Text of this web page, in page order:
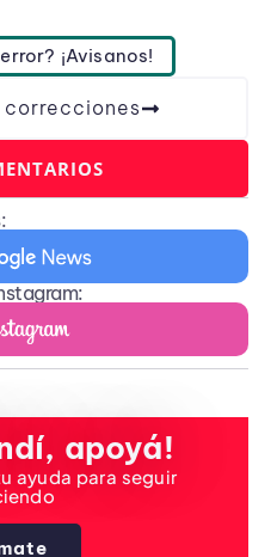
¡Avisanos!
correcciones
apoyá!
ayuda para seguir